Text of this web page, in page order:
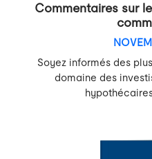
Commentaires sur
Soyez informés des
domaine des